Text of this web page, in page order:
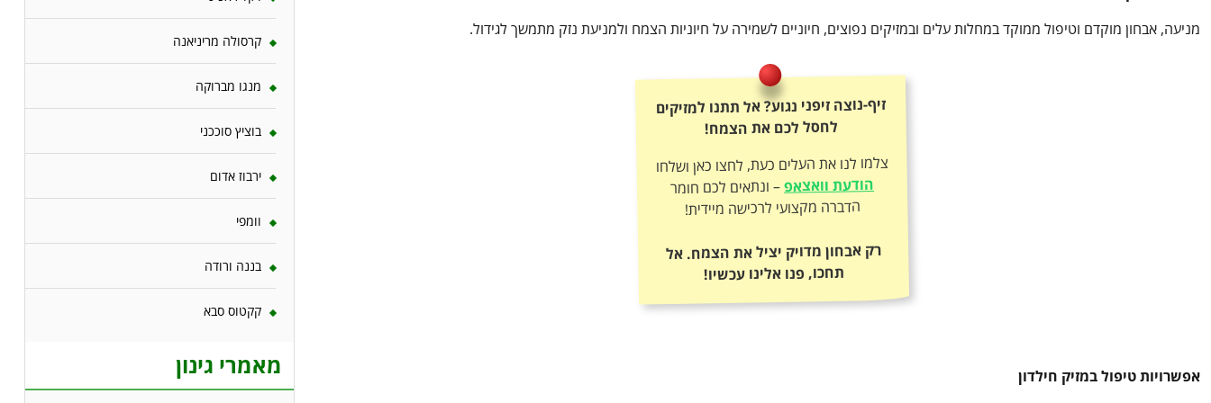
מניעה, אבחון מוקדם וטיפול ממוקד במחלות עלים ובמזיקים נפוצים, חיוניים לשמירה על חיוניות הצמח ולמניעת נזק מתמשך לגידול.
זיף-נוצה זיפני נגוע? אל תתנו למזיקים
לחסל לכם את הצמח!
צלמו לנו את העלים כעת, לחצו כאן ושלחו
הודעת וואצאפ– ונתאים לכם חומר
הדברה מקצועי לרכישה מיידית!
רק אבחון מדויק יציל את הצמח. אל
תחכו, פנו אלינו עכשיו!
אפשרויות טיפול במזיק חילדון
קרסולה מריניאנה
מנגו מברוקה
בוציץ סוככני
ירבוז אדום
וומפי
בננה ורודה
קקטוס סבא
מאמרי גינון